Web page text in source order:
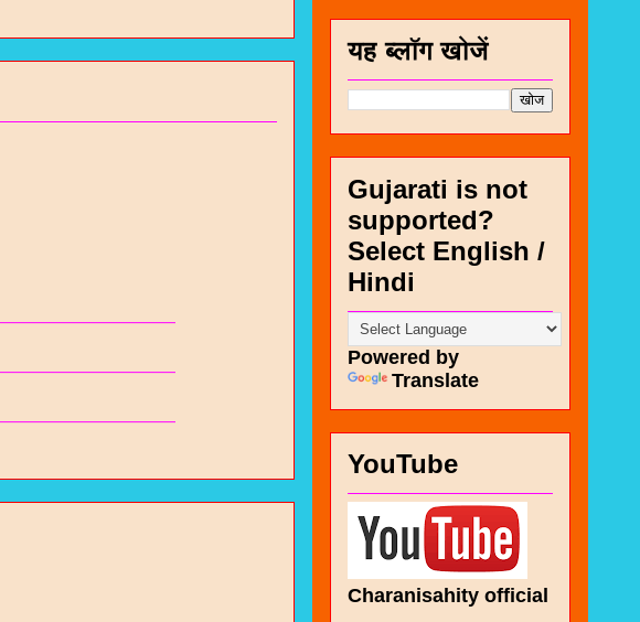
यह ब्लॉग खोजें
Gujarati is not
supported?
Select English /
Hindi
Powered by
Translate
YouTube
Charanisahity official